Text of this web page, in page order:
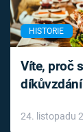
HISTORIE
Víte, proč
24. listopadu